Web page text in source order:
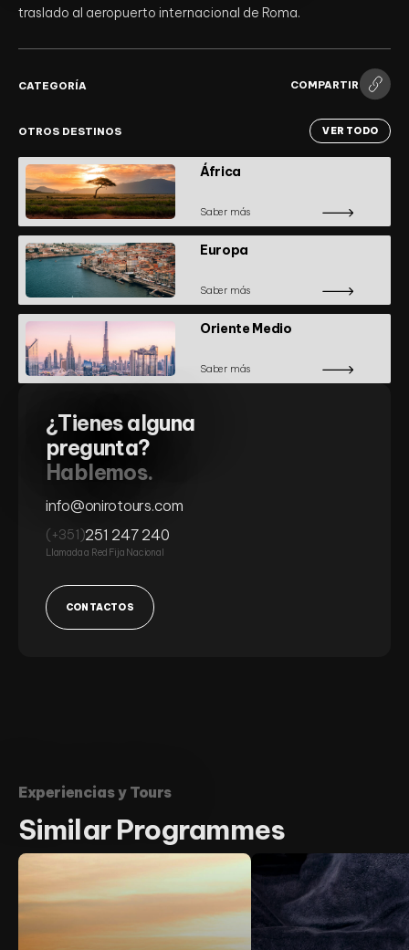
¿Tienes alguna
pregunta?
Hablemos.
info@onirotours.com
(+351)251 247 240
Llamada a Red Fija Nacional
CONTACTOS
traslado al aeropuerto internacional de Roma.
CATEGORÍA COMPARTIR
OTROS DESTINOS VER TODO
África
Saber más
Europa
Saber más
Oriente Medio
Saber más
Experiencias y Tours
SimilarProgrammes